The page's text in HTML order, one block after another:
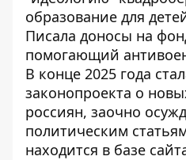
образование для
Писала доносы на
помогающий
В конце 2025 года
законопроекта о
россиян, заочно
политическим
находится в базе